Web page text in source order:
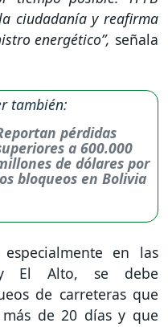
ciudadanía y reafirma
energético”, señala
también:
pérdidas
a 600.000
de dólares por
bloqueos en Bolivia
en las
El Alto, se debe
de carreteras que
de 20 días y que